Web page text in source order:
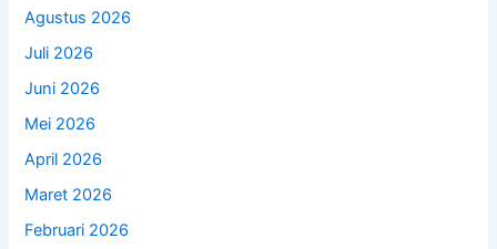
Agustus 2026
Juli 2026
Juni 2026
Mei 2026
April 2026
Maret 2026
Februari 2026